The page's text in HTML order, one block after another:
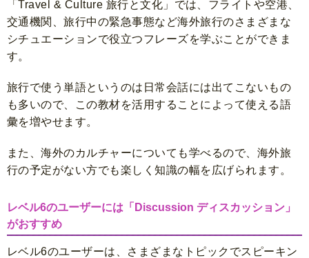
「Travel & Culture 旅行と文化」では、フライトや空港、
交通機関、旅行中の緊急事態など海外旅行のさまざまな
シチュエーションで役立つフレーズを学ぶことができま
す。
旅行で使う単語というのは日常会話には出てこないもの
も多いので、この教材を活用することによって使える語
彙を増やせます。
また、海外のカルチャーについても学べるので、海外旅
行の予定がない方でも楽しく知識の幅を広げられます。
レベル6のユーザーには「Discussion ディスカッション」
がおすすめ
レベル6のユーザーは、さまざまなトピックでスピーキン